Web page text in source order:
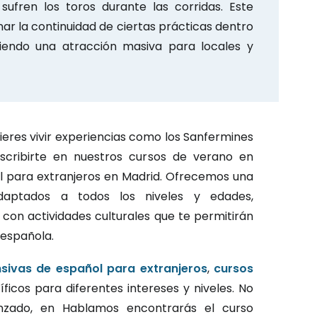
los toros durante las corridas. Este
la continuidad de ciertas prácticas dentro
una atracción masiva para locales y
vivir experiencias como los Sanfermines
en nuestros cursos de verano en
extranjeros en Madrid. Ofrecemos una
a todos los niveles y edades,
actividades culturales que te permitirán
de español para extranjeros, cursos
para diferentes intereses y niveles. No
en Hablamos encontrarás el curso